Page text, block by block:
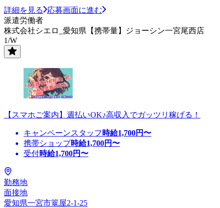
詳細を見る
応募画面に進む
派遣労働者
株式会社シエロ_愛知県【携帯量】ジョーシン一宮尾西店
1/W
【スマホご案内】週払いOK♪高収入でガッツリ稼げる！
キャンペーンスタッフ 時給1,700円〜
携帯ショップ時給1,700円〜
受付時給1,700円〜
勤務地
面接地
愛知県一宮市篭屋2-1-25